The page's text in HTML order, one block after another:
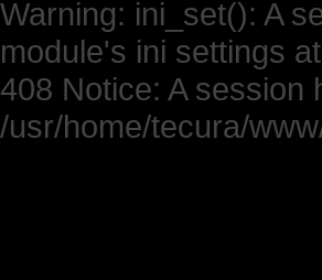
Warning: ini_set(): A
module's ini settings
408 Notice: A
/usr/home/tecura/